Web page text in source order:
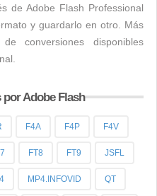
de Adobe Flash Professional
y guardarlo en otro. Más
conversiones disponibles
Adobe Flash
F4A F4P F4V
FT8 FT9 JSFL
MP4.INFOVID QT